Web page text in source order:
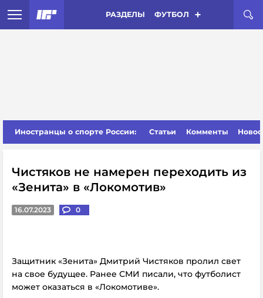
РАЗДЕЛЫ ФУТБОЛ
Иностранцы о спорте России: Статьи Комменты
Чистяков не намерен переходить из
«Зенита» в «Локомотив»
16.07.2023 0
Защитник «Зенита» Дмитрий Чистяков пролил свет
на свое будущее. Ранее СМИ писали, что футболист
может оказаться в «Локомотиве».